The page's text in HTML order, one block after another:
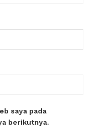
saya pada
berikutnya.